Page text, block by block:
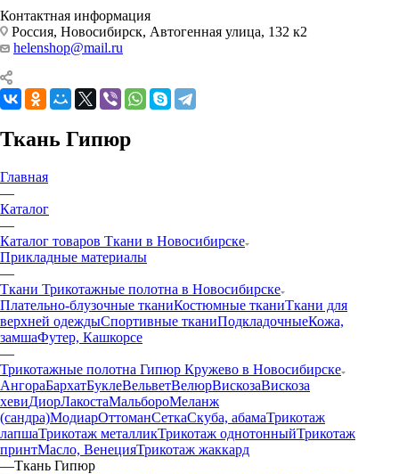
Контактная информация
Россия, Новосибирск, Автогенная улица, 132 к2
helenshop@mail.ru
Ткань Гипюр
Главная
—
Каталог
—
Каталог товаров Ткани в Новосибирске
Прикладные материалы
—
Ткани Трикотажные полотна в Новосибирске
Плательно-блузочные тканиКостюмные тканиТкани для
верхней одеждыСпортивные тканиПодкладочныеКожа,
замшаФутер, Кашкорсе
—
Трикотажные полотна Гипюр Кружево в Новосибирске
АнгораБархатБуклеВельветВелюрВискозаВискоза
хевиДиорЛакостаМальбороМеланж
(сандра)МодиарОттоманСеткаСкуба, абамаТрикотаж
лапшаТрикотаж металликТрикотаж однотонныйТрикотаж
принтМасло, ВенецияТрикотаж жаккард
—Ткань Гипюр